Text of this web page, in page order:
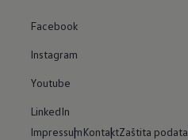
Facebook
Instagram
Youtube
LinkedIn
ImpressumKontaktZaštita